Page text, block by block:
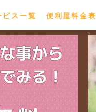
ビス一覧 便利屋料金表